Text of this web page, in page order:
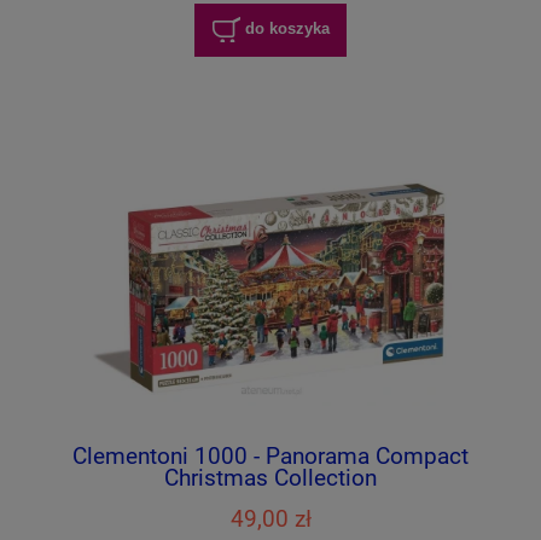
do koszyka
Clementoni 1000 - Panorama Compact
Christmas Collection
49,00 zł